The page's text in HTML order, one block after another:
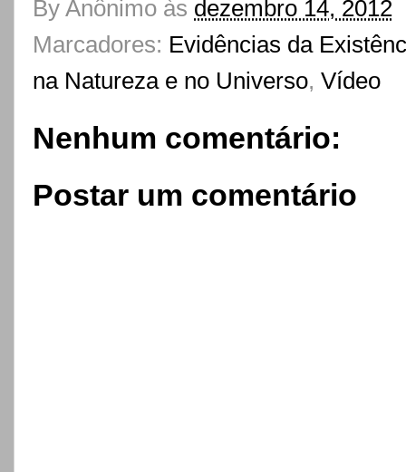
By Anônimo às dezembro 14, 2012
Marcadores: Evidências da
na Natureza e no Universo, Vídeo
Nenhum comentário:
Postar um comentário